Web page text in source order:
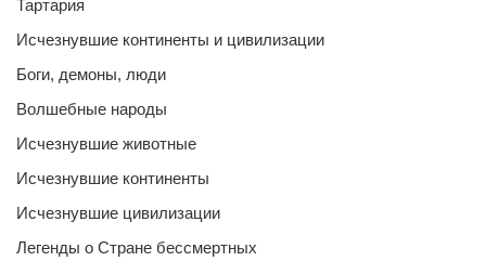
Тартария
Исчезнувшие континенты и цивилизации
Боги, демоны, люди
Волшебные народы
Исчезнувшие животные
Исчезнувшие континенты
Исчезнувшие цивилизации
Легенды о Стране бессмертных